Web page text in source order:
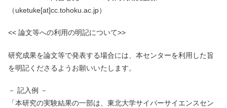
（uketuke[at]cc.tohoku.ac.jp）
<< 論文等への利用の明記について>>
研究成果を論文等で発表する場合には、本センターを利用した旨
を明記くださるようお願いいたします。
－ 記入例 －
「本研究の実験結果の一部は、東北大学サイバーサイエンスセン